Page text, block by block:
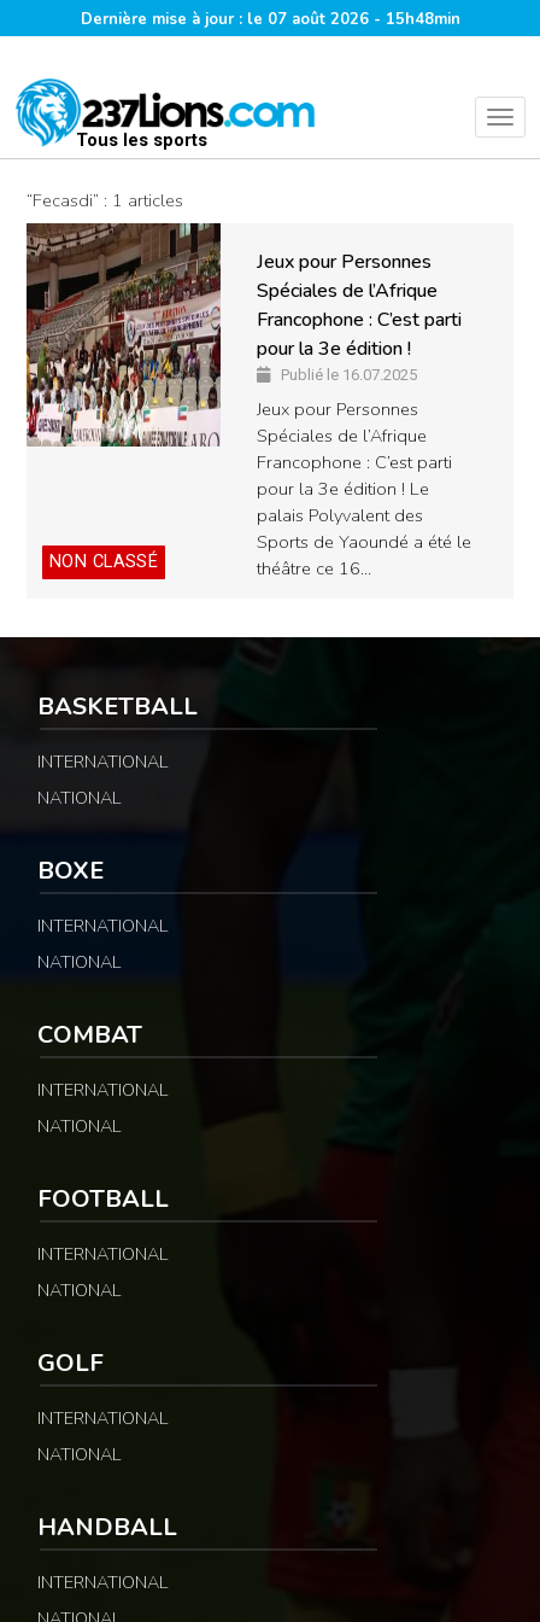
Dernière mise à jour : le 07 août 2026 - 15h48min
Tous les sports
“Fecasdi” : 1 articles
NON CLASSÉ
Jeux pour Personnes
Spéciales de l’Afrique
Francophone : C’est parti
pour la 3e édition !
Publié le 16.07.2025
Jeux pour Personnes
Spéciales de l’Afrique
Francophone : C’est parti
pour la 3e édition ! Le
palais Polyvalent des
Sports de Yaoundé a été le
théâtre ce 16…
BASKETBALL
INTERNATIONAL
NATIONAL
BOXE
INTERNATIONAL
NATIONAL
COMBAT
INTERNATIONAL
NATIONAL
FOOTBALL
INTERNATIONAL
NATIONAL
GOLF
INTERNATIONAL
NATIONAL
HANDBALL
INTERNATIONAL